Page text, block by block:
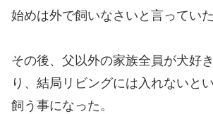
始めは外で飼いなさいと言っていた
その後、父以外の家族全員が犬好
り、結局リビングには入れないと
飼う事になった。